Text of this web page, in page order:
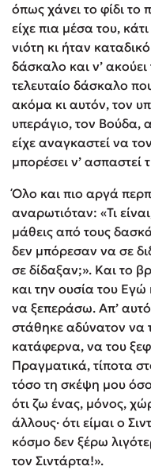
όπως χάνει το φίδι το
είχε πια μέσα του,
νιότη κι ήταν
δάσκαλο και ν’
τελευταίο δάσκαλο
ακόμα κι αυτόν, τον
υπεράγιο, τον Βούδα,
είχε αναγκαστεί να
μπορέσει ν’ ασπαστεί
Όλο και πιο αργά
αναρωτιόταν: «Τι
μάθεις από τους
δεν μπόρεσαν να σε
σε δίδαξαν;». Και το
και την ουσία του
να ξεπεράσω. Απ’
στάθηκε αδύνατον να
κατάφερνα, να του
Πραγματικά, τίποτα
τόσο τη σκέψη μου
ότι ζω ένας, μόνος,
άλλους· ότι είμαι ο
κόσμο δεν ξέρω
τον Σιντάρτα!».